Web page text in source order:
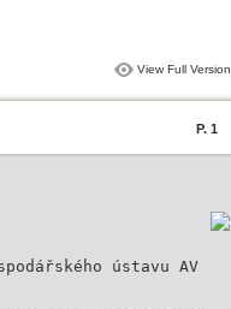
View Full Version
P. 1
ústavu AV